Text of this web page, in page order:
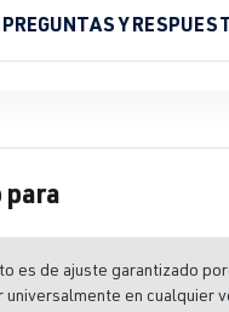
PREGUNTAS Y
para
es de ajuste garantizado
universalmente en cualquier